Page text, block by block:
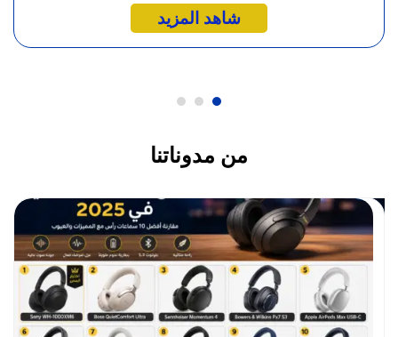
شاهد المزيد
من مدوناتنا